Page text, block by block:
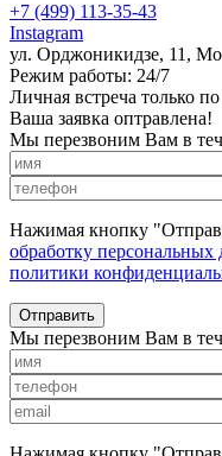
+7 (499) 113-35-43
Instagram
ул. Орджоникидзе, 11,
Режим работы: 24/7
Личная встреча только
Ваша заявка оптравлена!
Мы перезвоним Вам в
Нажимая кнопку
обработку персональных
политики
Отправить
Мы перезвоним Вам в